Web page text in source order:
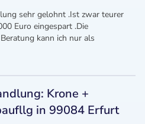
sehr gelohnt .Ist zwar teurer
Euro eingespart .Die
kann ich nur als
Krone +
in 99084 Erfurt